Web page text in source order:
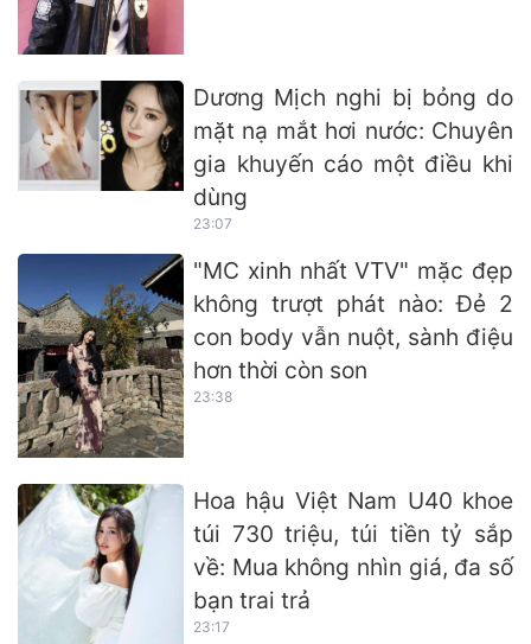
Dương Mịch nghi bị bỏng do
mặt nạ mắt hơi nước: Chuyên
gia khuyến cáo một điều khi
dùng
23:07
"MC xinh nhất VTV" mặc đẹp
không trượt phát nào: Đẻ 2
con body vẫn nuột, sành điệu
hơn thời còn son
23:38
Hoa hậu Việt Nam U40 khoe
túi 730 triệu, túi tiền tỷ sắp
về: Mua không nhìn giá, đa số
bạn trai trả
23:17